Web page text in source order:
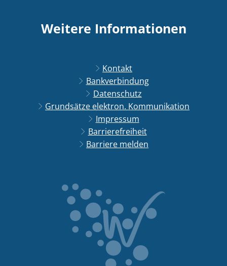
Weitere Informationen
Kontakt
Bankverbindung
Datenschutz
Grundsätze elektron. Kommunikation
Impressum
Barrierefreiheit
Barriere melden